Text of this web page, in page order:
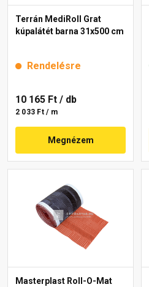
Terrán MediRoll Grat
kúpalátét barna 31x500 cm
Rendelésre
10 165 Ft / db
2 033 Ft / m
Megnézem
Masterplast Roll-O-Mat